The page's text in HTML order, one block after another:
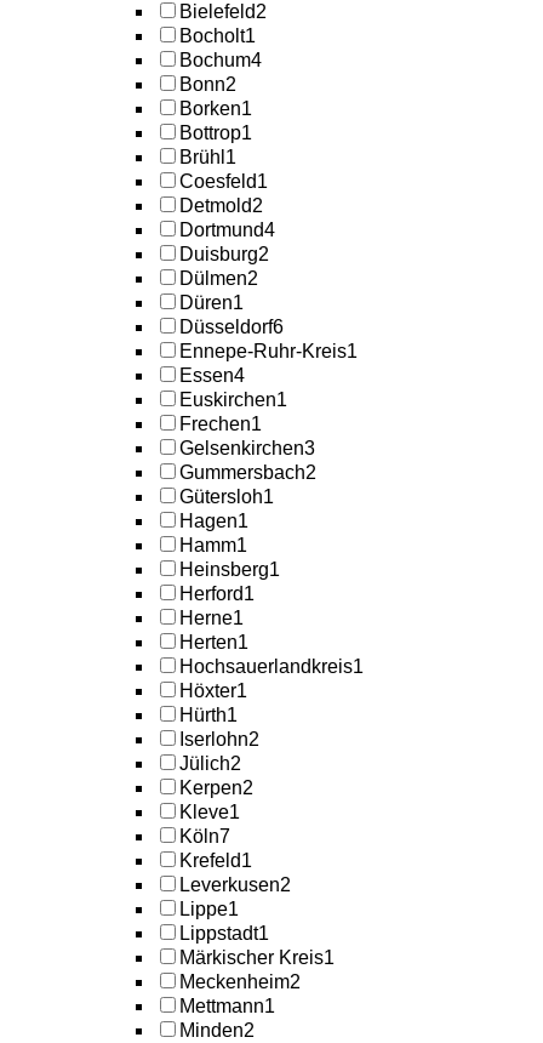
Bielefeld2
Bocholt1
Bochum4
Bonn2
Borken1
Bottrop1
Brühl 1
Coesfeld1
Detmold2
Dortmund4
Duisburg2
Dülmen2
Düren1
Düsseldorf6
Ennepe-Ruhr-Kreis1
Essen4
Euskirchen1
Frechen1
Gelsenkirchen3
Gummersbach2
Gütersloh1
Hagen1
Hamm1
Heinsberg1
Herford1
Herne1
Herten1
Hochsauerlandkreis1
Höxter1
Hürth1
Iserlohn2
Jülich2
Kerpen2
Kleve1
Köln7
Krefeld1
Leverkusen2
Lippe1
Lippstadt1
Märkischer Kreis1
Meckenheim2
Mettmann1
Minden2